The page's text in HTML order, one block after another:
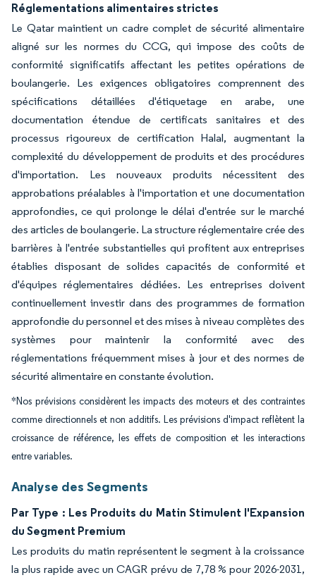
Réglementations alimentaires strictes
Le Qatar maintient un cadre complet de sécurité alimentaire
aligné sur les normes du CCG, qui impose des coûts de
conformité significatifs affectant les petites opérations de
boulangerie. Les exigences obligatoires comprennent des
spécifications détaillées d'étiquetage en arabe, une
documentation étendue de certificats sanitaires et des
processus rigoureux de certification Halal, augmentant la
complexité du développement de produits et des procédures
d'importation. Les nouveaux produits nécessitent des
approbations préalables à l'importation et une documentation
approfondies, ce qui prolonge le délai d'entrée sur le marché
des articles de boulangerie. La structure réglementaire crée des
barrières à l'entrée substantielles qui profitent aux entreprises
établies disposant de solides capacités de conformité et
d'équipes réglementaires dédiées. Les entreprises doivent
continuellement investir dans des programmes de formation
approfondie du personnel et des mises à niveau complètes des
systèmes pour maintenir la conformité avec des
réglementations fréquemment mises à jour et des normes de
sécurité alimentaire en constante évolution.
*Nos prévisions considèrent les impacts des moteurs et des contraintes
comme directionnels et non additifs. Les prévisions d'impact reflètent la
croissance de référence, les effets de composition et les interactions
entre variables.
Analyse des Segments
Par Type : Les Produits du Matin Stimulent l'Expansion
du Segment Premium
Les produits du matin représentent le segment à la croissance
la plus rapide avec un CAGR prévu de 7,78 % pour 2026-2031,